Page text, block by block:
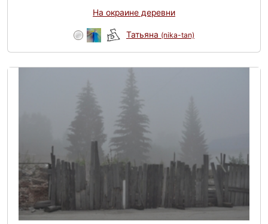
На окраине деревни
Татьяна (nika-tan)